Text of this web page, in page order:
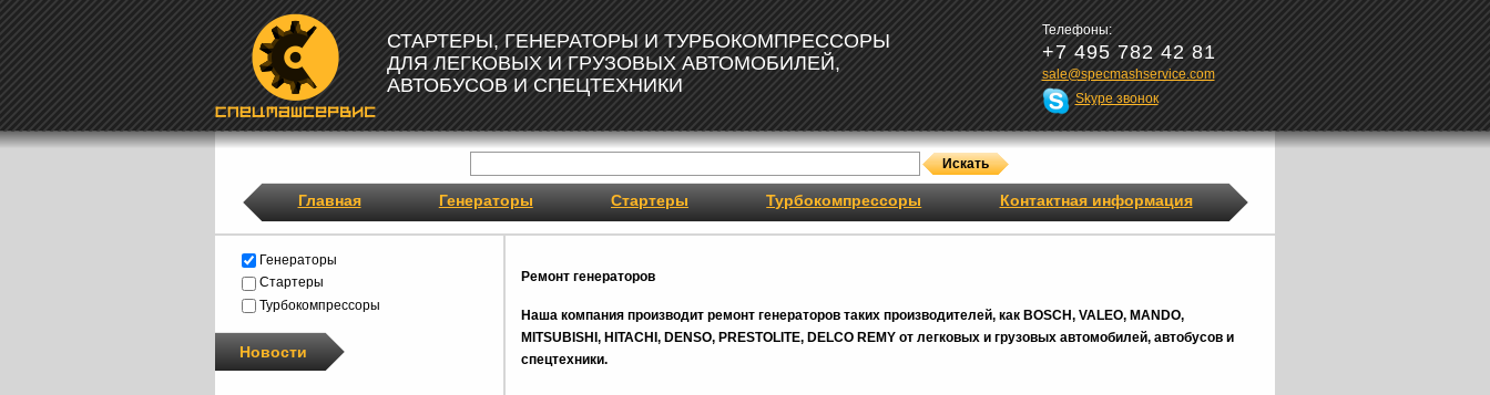
СТАРТЕРЫ, ГЕНЕРАТОРЫ И ТУРБОКОМПРЕССОРЫ
ДЛЯ ЛЕГКОВЫХ И ГРУЗОВЫХ АВТОМОБИЛЕЙ,
АВТОБУСОВ И СПЕЦТЕХНИКИ
Телефоны:
+7 495 782 42 81
sale@specmashservice.com
Skype звонок
Главная Генераторы Стартеры Турбокомпрессоры Контактная информация
Ремонт генераторов
Наша компания производит ремонт генераторов таких производителей, как BOSCH, VALEO, MANDO,
MITSUBISHI, HITACHI, DENSO, PRESTOLITE, DELCO REMY от легковых и грузовых автомобилей, автобусов и
спецтехники.
Генераторы
Стартеры
Турбокомпрессоры
Новости